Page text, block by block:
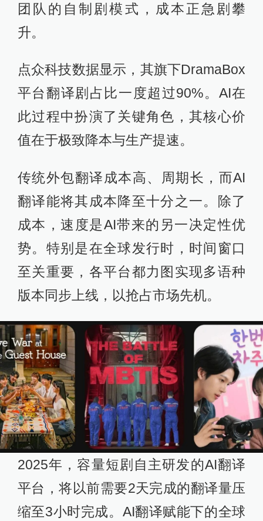
团队的自制剧模式，成本正急剧攀
升。
点众科技数据显示，其旗下DramaBox
平台翻译剧占比一度超过90%。AI在
此过程中扮演了关键角色，其核心价
值在于极致降本与生产提速。
传统外包翻译成本高、周期长，而AI
翻译能将其成本降至十分之一。除了
成本，速度是AI带来的另一决定性优
势。特别是在全球发行时，时间窗口
至关重要，各平台都力图实现多语种
版本同步上线，以抢占市场先机。
2025年，容量短剧自主研发的AI翻译
平台，将以前需要2天完成的翻译量压
缩至3小时完成。AI翻译赋能下的全球